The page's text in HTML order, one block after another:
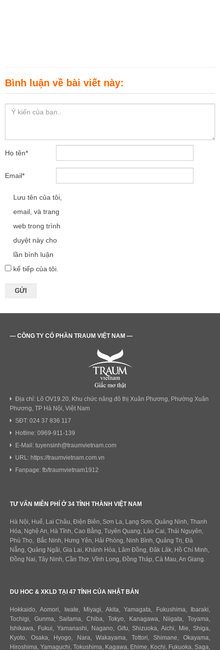
Bình luận về bài viết này:
Họ tên*
Email*
Lưu tên của tôi,
email, và trang
web trong trình
duyệt này cho
lần bình luận
kế tiếp của tôi.
— CÔNG TY CỔ PHẦN TRAUM VIỆT NAM —
Địa chỉ: Lô OV19.20, Khu chức năng đô thị Xuân Phương, Phường Xuân
Phương, TP Hà Nội, Việt Nam
SĐT: 024 37 836 117
Hotline: 0969-911-139
E-Mail: tuyensinh@traumvietnam.com
URL: https://traumvietnam.com.vn
Fanpage: fb/traumvietnam1912
TƯ VẤN MIỄN PHÍ Ở 34 TỈNH THÀNH VIỆT NAM
Hà Nội, Huế, Lai Châu, Điện Biên, Sơn La, Lạng Sơn, Quảng Ninh, Thanh
Hóa, Nghệ An, Hà Tĩnh, Cao Bằng, Tuyên Quang, Lào Cai, Thái Nguyên,
Phú Thọ, Bắc Ninh, Hưng Yên, Hải Phòng, Ninh Bình, Quảng Trị, Đà
Nẵng, Quảng Ngãi, Gia Lai, Khánh Hòa, Lâm Đồng, Đăk Lăk, Hồ Chí Minh,
Đồng Nai, Tây Ninh, Cần Thơ, Vĩnh Long, Đồng Tháp, Cà Mau, An Giang.
DU HOC & XKLD TẠI 47 TỈNH CỦA NHẬT BẢN
Hokkaido ,Aomori Iwate Miyagi ,Akita ,Yamagata Fukushima Ibaraki
Tochigi
Gunma Saitama ,Chiba Tokyo Kanagawa Niigata ,Toyama
Ishikawa
Fukui, Yamanashi Nagano Gifu Shizuoka ,Aichi Mie Shiga
Kyoto
Osaka Hyogo Nara ,Wakayama Tottori Shimane ,Okayama
Hiroshima Yamaguchi Tokushima Kagawa Ehime Kochi Fukuoka Saga